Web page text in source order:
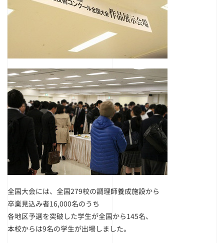
全国大会には、全国279校の調理師養成施設から
卒業見込み者16,000名のうち
各地区予選を突破した学生が全国から145名、
本校からは9名の学生が出場しました。